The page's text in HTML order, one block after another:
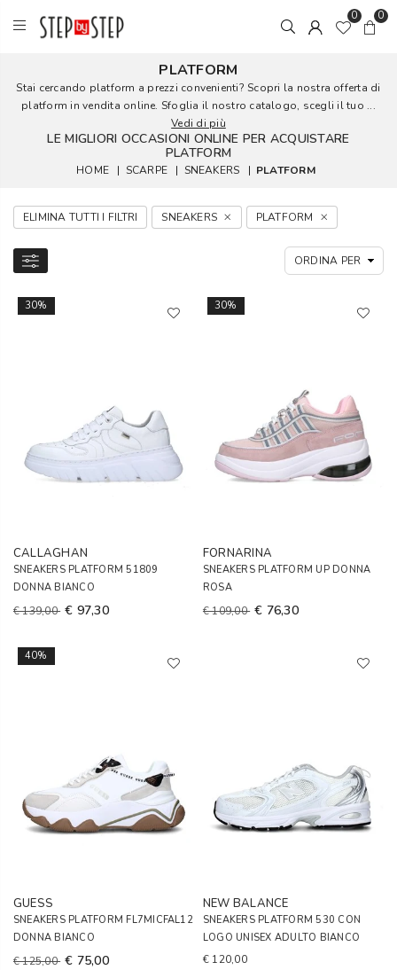
0 0
PLATFORM
Stai cercando platform a prezzi convenienti? Scopri la nostra offerta di
platform in vendita online. Sfoglia il nostro catalogo, scegli il tuo ...
Vedi di più
LE MIGLIORI OCCASIONI ONLINE PER ACQUISTARE
PLATFORM
HOME | SCARPE | SNEAKERS | PLATFORM
ELIMINA TUTTI I FILTRI SNEAKERS PLATFORM
30%
CALLAGHAN
SNEAKERS PLATFORM 51809
DONNA BIANCO
€ 139,00 € 97,30
30%
FORNARINA
SNEAKERS PLATFORM UP DONNA
ROSA
€ 109,00 € 76,30
40%
GUESS
SNEAKERS PLATFORM FL7MICFAL12
DONNA BIANCO
€ 125,00 € 75,00
NEW BALANCE
SNEAKERS PLATFORM 530 CON
LOGO UNISEX ADULTO BIANCO
€ 120,00